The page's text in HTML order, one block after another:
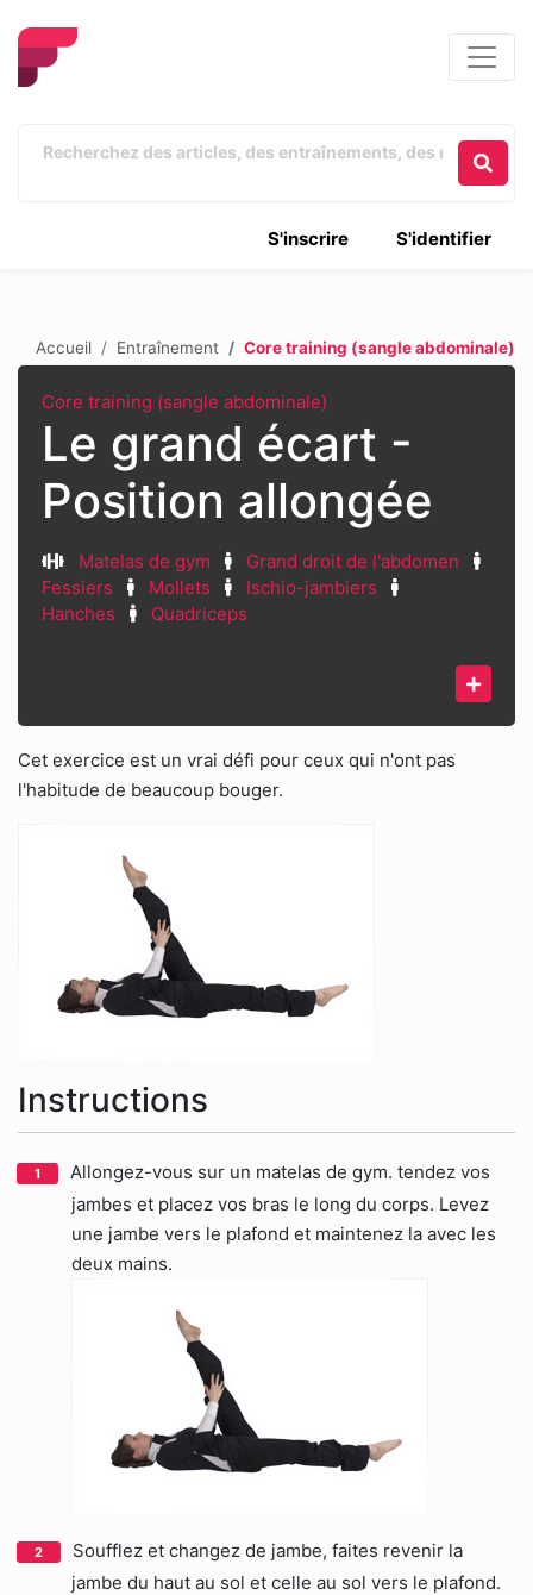
S'identifier
S'inscrire
Accueil Entraînement Core training (sangle abdominale)
Core training (sangle abdominale)
Le grand écart -
Position allongée
Matelas de gym
Grand droit de l'abdomen
Fessiers
Mollets
Ischio-jambiers
Hanches
Quadriceps
Cet exercice est un vrai défi pour ceux qui n'ont pas
l'habitude de beaucoup bouger.
Instructions
Allongez-vous sur un matelas de gym. tendez vos
jambes et placez vos bras le long du corps. Levez
une jambe vers le plafond et maintenez la avec les
deux mains.
Soufflez et changez de jambe, faites revenir la
jambe du haut au sol et celle au sol vers le plafond.